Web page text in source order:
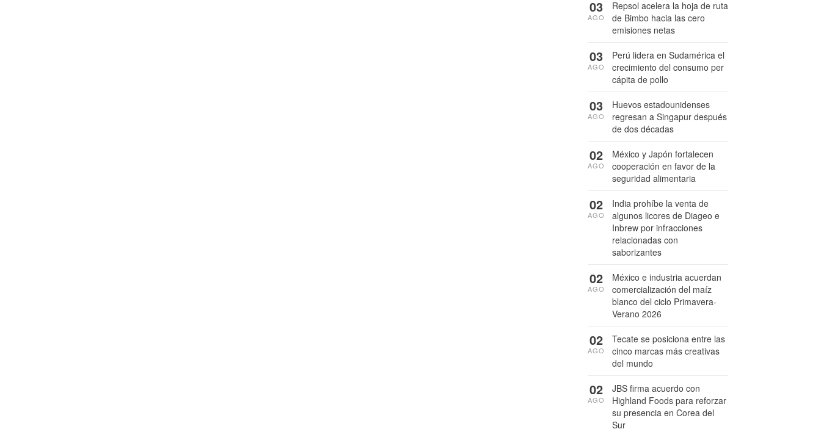
Repsol acelera la hoja de ruta
de Bimbo hacia las cero
emisiones netas
03
AGO
Perú lidera en Sudamérica el
crecimiento del consumo per
cápita de pollo
03
AGO
Huevos estadounidenses
regresan a Singapur después
de dos décadas
03
AGO
México y Japón fortalecen
cooperación en favor de la
seguridad alimentaria
02
AGO
India prohíbe la venta de
algunos licores de Diageo e
Inbrew por infracciones
relacionadas con
saborizantes
02
AGO
México e industria acuerdan
comercialización del maíz
blanco del ciclo Primavera-
Verano 2026
02
AGO
Tecate se posiciona entre las
cinco marcas más creativas
del mundo
02
AGO
JBS firma acuerdo con
Highland Foods para reforzar
su presencia en Corea del
Sur
02
AGO